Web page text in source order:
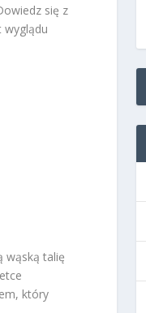
się z
wyglądu
wąską talię
który